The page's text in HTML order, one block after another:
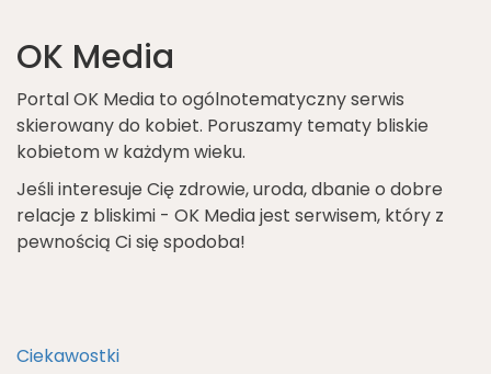
OK Media
Portal OK Media to ogólnotematyczny serwis
skierowany do kobiet. Poruszamy tematy bliskie
kobietom w każdym wieku.
Jeśli interesuje Cię zdrowie, uroda, dbanie o dobre
relacje z bliskimi - OK Media jest serwisem, który z
pewnością Ci się spodoba!
Ciekawostki